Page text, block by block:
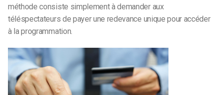
méthode consiste simplement à demander aux
téléspectateurs de payer une redevance unique pour accéder
à la programmation.